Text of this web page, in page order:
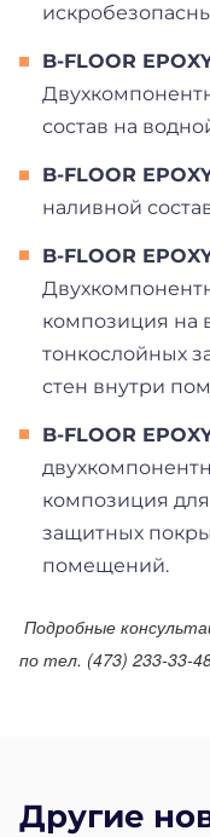
B-FLOOR
состав на
B-FLOOR
наливной
B-FLOOR
композиция на
тонкослойных
стен внутри
B-FLOOR
композиция
защитных
помещений.
Подробные
по тел. (473) 233-33-
Другие